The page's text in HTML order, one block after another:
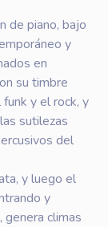
de piano, bajo
y
en
su timbre
y el rock, y
sutilezas
del
y luego el
y
genera climas